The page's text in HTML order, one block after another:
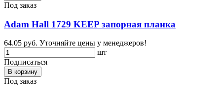
Под заказ
Adam Hall 1729 KEEP запорная планка
64.05 руб. Уточняйте цены у менеджеров!
шт
Подписаться
В корзину
Под заказ